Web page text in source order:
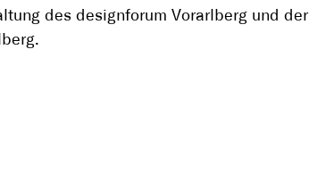
des designforum Vorarlberg und der